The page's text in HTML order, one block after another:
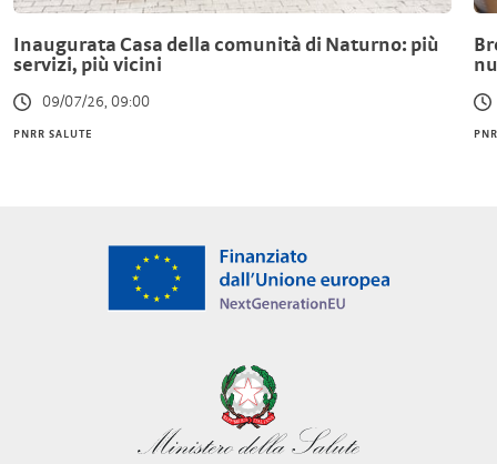
Inaugurata Casa della comunità di Naturno: più
servizi, più vicini
09/07/26, 09:00
PNRR SALUTE